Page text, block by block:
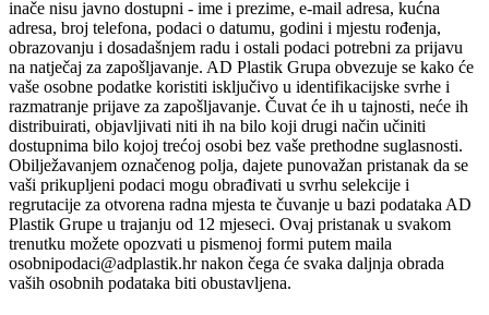
inače nisu javno dostupni - ime i prezime, e-mail adresa, kućna
adresa, broj telefona, podaci o datumu, godini i mjestu rođenja,
obrazovanju i dosadašnjem radu i ostali podaci potrebni za prijavu
na natječaj za zapošljavanje. AD Plastik Grupa obvezuje se kako će
vaše osobne podatke koristiti isključivo u identifikacijske svrhe i
razmatranje prijave za zapošljavanje. Čuvat će ih u tajnosti, neće ih
distribuirati, objavljivati niti ih na bilo koji drugi način učiniti
dostupnima bilo kojoj trećoj osobi bez vaše prethodne suglasnosti.
Obilježavanjem označenog polja, dajete punovažan pristanak da se
vaši prikupljeni podaci mogu obrađivati u svrhu selekcije i
regrutacije za otvorena radna mjesta te čuvanje u bazi podataka AD
Plastik Grupe u trajanju od 12 mjeseci. Ovaj pristanak u svakom
trenutku možete opozvati u pismenoj formi putem maila
osobnipodaci@adplastik.hr nakon čega će svaka daljnja obrada
vaših osobnih podataka biti obustavljena.